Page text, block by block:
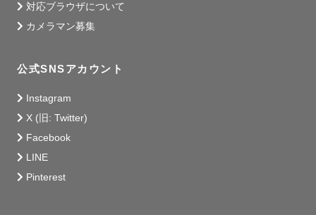
対応ブラウザについて
カメラマン募集
公式SNSアカウント
Instagram
X (旧: Twitter)
Facebook
LINE
Pinterest